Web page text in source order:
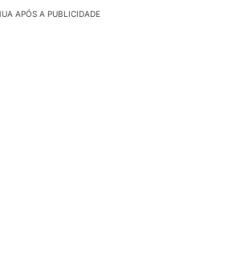
APÓS A PUBLICIDADE